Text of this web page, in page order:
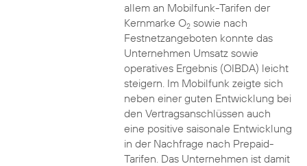
allem an Mobilfunk-Tarifen der
Kernmarke O2sowie nach
Festnetzangeboten konnte das
Unternehmen Umsatz sowie
operatives Ergebnis (OIBDA) leicht
steigern. Im Mobilfunk zeigte sich
neben einer guten Entwicklung bei
den Vertragsanschlüssen auch
eine positive saisonale Entwicklung
in der Nachfrage nach Prepaid-
Tarifen. Das Unternehmen ist damit